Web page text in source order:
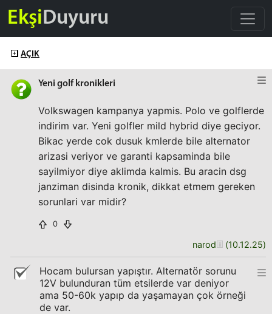
EkşiDuyuru
AÇIK
Yeni golf kronikleri
Volkswagen kampanya yapmis. Polo ve golflerde
indirim var. Yeni golfler mild hybrid diye geciyor.
Bikac yerde cok dusuk kmlerde bile alternator
arizasi veriyor ve garanti kapsaminda bile
sayilmiyor diye aklimda kalmis. Bu aracin dsg
janziman disinda kronik, dikkat etmem gereken
sorunlari var midir?
0
narod (10.12.25)
Hocam bulursan yapıştır. Alternatör sorunu
12V bulunduran tüm etsilerde var deniyor
ama 50-60k yapıp da yaşamayan çok örneği
de var.